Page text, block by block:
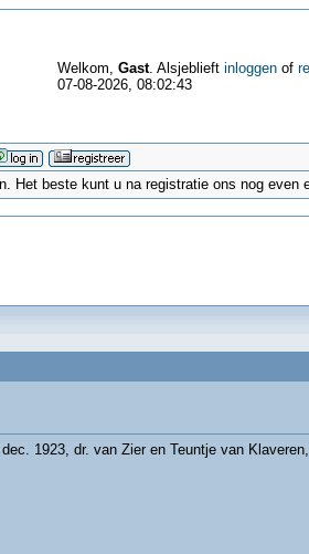
Welkom, Gast. Alsjeblieft inloggenof
07-08-2026, 08:02:43
Het beste kunt u na registratie ons nog even
1923, dr. van Zier en Teuntje van Klaveren,